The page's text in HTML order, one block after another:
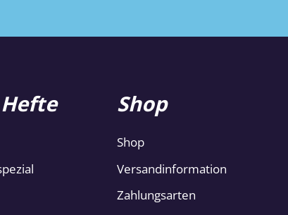
Shop
Shop
Versandinformation
Zahlungsarten